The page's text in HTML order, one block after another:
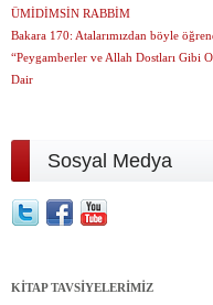
ÜMİDİMSİN RABBİM
Bakara 170: Atalarımızdan böyle
“Peygamberler ve Allah Dostları Gibi
Dair
Sosyal Medya
KİTAP TAVSİYELERİMİZ